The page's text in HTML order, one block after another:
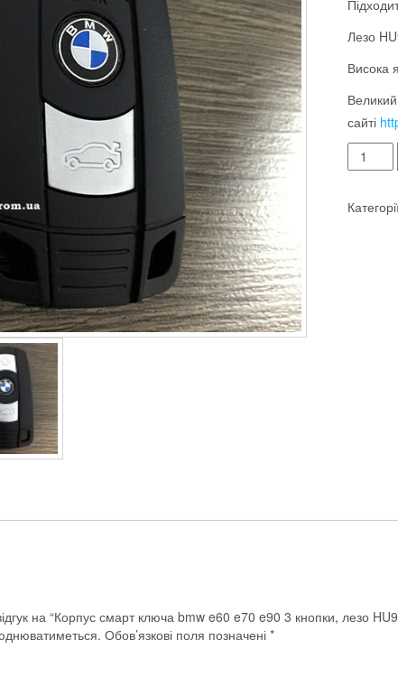
Лезо
Висока
сайті
Корпус
смарт
на “Корпус смарт ключа bmw e60 e70 e90 3 кнопки, лезо
Обов’язкові поля позначені *